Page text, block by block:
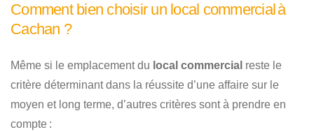
Comment bien choisir un local commercial à
Cachan ?
Même si le emplacement du local commercial reste le
critère déterminant dans la réussite d’une affaire sur le
moyen et long terme, d’autres critères sont à prendre en
compte :